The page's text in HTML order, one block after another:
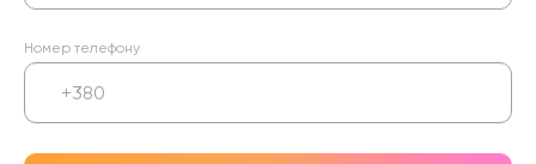
Номер телефону